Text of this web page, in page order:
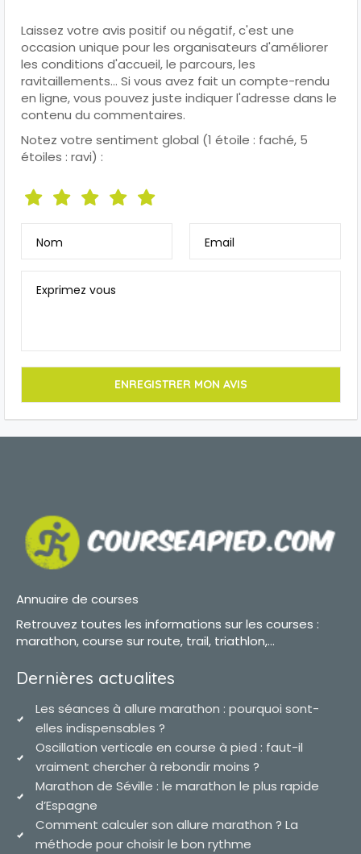
Laissez votre avis positif ou négatif, c'est une
occasion unique pour les organisateurs d'améliorer
les conditions d'accueil, le parcours, les
ravitaillements... Si vous avez fait un compte-rendu
en ligne, vous pouvez juste indiquer l'adresse dans le
contenu du commentaires.
Notez votre sentiment global (1 étoile : faché, 5
étoiles : ravi) :
Nom Email
Exprimez vous
Annuaire de courses
Retrouvez toutes les informations sur les courses :
marathon, course sur route, trail, triathlon,...
Dernières actualites
Les séances à allure marathon : pourquoi sont-
elles indispensables ?
Oscillation verticale en course à pied : faut-il
vraiment chercher à rebondir moins ?
Marathon de Séville : le marathon le plus rapide
d’Espagne
Comment calculer son allure marathon ? La
méthode pour choisir le bon rythme